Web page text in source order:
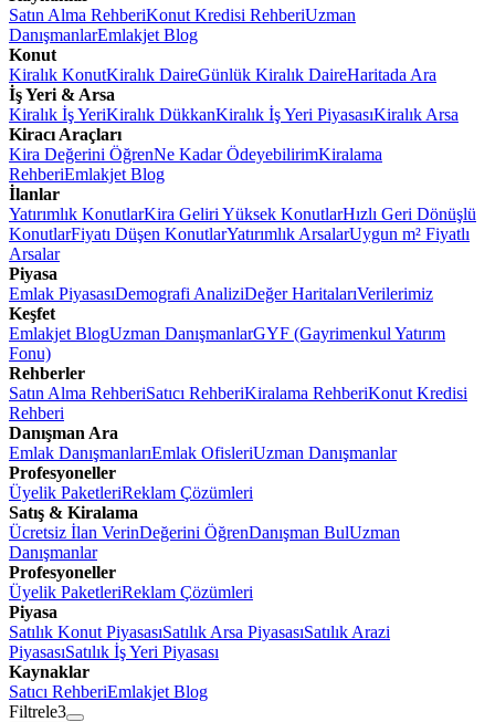
Satın Alma RehberiKonut Kredisi RehberiUzman
DanışmanlarEmlakjet Blog
Konut
Kiralık KonutKiralık DaireGünlük Kiralık DaireHaritada Ara
İş Yeri & Arsa
Kiralık İş YeriKiralık DükkanKiralık İş Yeri PiyasasıKiralık Arsa
Kiracı Araçları
Kira Değerini ÖğrenNe Kadar ÖdeyebilirimKiralama
RehberiEmlakjet Blog
İlanlar
Yatırımlık KonutlarKira Geliri Yüksek KonutlarHızlı Geri Dönüşlü
KonutlarFiyatı Düşen KonutlarYatırımlık ArsalarUygun m² Fiyatlı
Arsalar
Piyasa
Emlak PiyasasıDemografi AnaliziDeğer HaritalarıVerilerimiz
Keşfet
Emlakjet BlogUzman DanışmanlarGYF (Gayrimenkul Yatırım
Fonu)
Rehberler
Satın Alma RehberiSatıcı RehberiKiralama RehberiKonut Kredisi
Rehberi
Danışman Ara
Emlak DanışmanlarıEmlak OfisleriUzman Danışmanlar
Profesyoneller
Üyelik PaketleriReklam Çözümleri
Satış & Kiralama
Ücretsiz İlan VerinDeğerini ÖğrenDanışman BulUzman
Danışmanlar
Profesyoneller
Üyelik PaketleriReklam Çözümleri
Piyasa
Satılık Konut PiyasasıSatılık Arsa PiyasasıSatılık Arazi
PiyasasıSatılık İş Yeri Piyasası
Kaynaklar
Satıcı RehberiEmlakjet Blog
Filtrele3